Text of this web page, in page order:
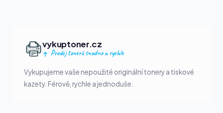
vykuptoner.cz
Prodej tonerů snadno a rychle
Vykupujeme vaše nepoužité originální tonery a tiskové
kazety. Férově, rychle a jednoduše.